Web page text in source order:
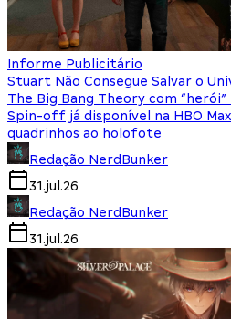
Informe Publicitário
Stuart Não Consegue Salvar o
The Big Bang Theory com
Spin-off já disponível na HBO
quadrinhos ao holofote
Redação NerdBunker
31.jul.26
Redação NerdBunker
31.jul.26